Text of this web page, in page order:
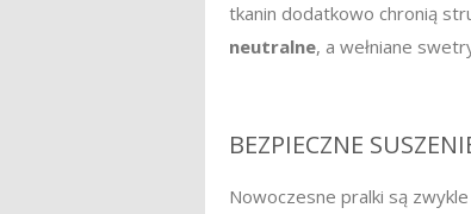
tkanin dodatkowo chronią
neutralne, a wełniane
BEZPIECZNE
Nowoczesne pralki są